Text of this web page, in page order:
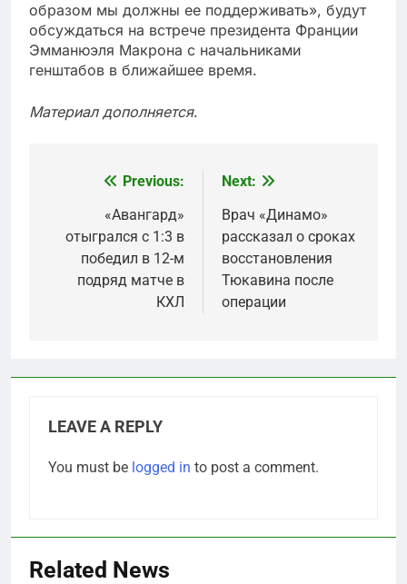
образом мы должны ее поддерживать», будут
обсуждаться на встрече президента Франции
Эмманюэля Макрона с начальниками
генштабов в ближайшее время.
Материал дополняется.
navigation
Previous:
«Авангард»
отыгрался с 1:3 в
победил в 12-м
подряд матче в
КХЛ
Next:
Врач «Динамо»
рассказал о сроках
восстановления
Тюкавина после
операции
LEAVE A REPLY
You must be logged in to post a comment.
Related News